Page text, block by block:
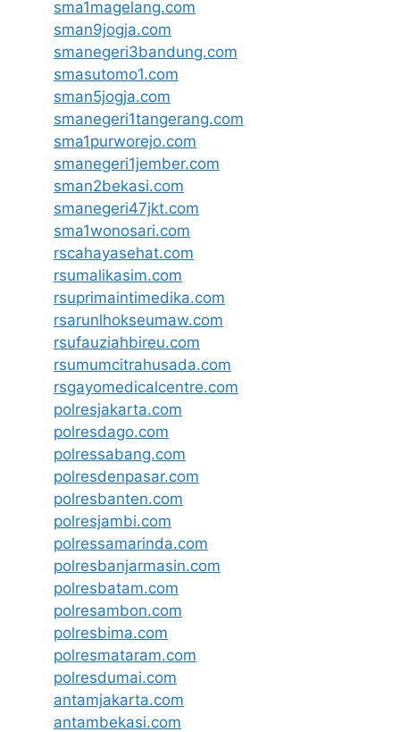
sma1magelang.com
sman9jogja.com
smanegeri3bandung.com
smasutomo1.com
sman5jogja.com
smanegeri1tangerang.com
sma1purworejo.com
smanegeri1jember.com
sman2bekasi.com
smanegeri47jkt.com
sma1wonosari.com
rscahayasehat.com
rsumalikasim.com
rsuprimaintimedika.com
rsarunlhokseumaw.com
rsufauziahbireu.com
rsumumcitrahusada.com
rsgayomedicalcentre.com
polresjakarta.com
polresdago.com
polressabang.com
polresdenpasar.com
polresbanten.com
polresjambi.com
polressamarinda.com
polresbanjarmasin.com
polresbatam.com
polresambon.com
polresbima.com
polresmataram.com
polresdumai.com
antamjakarta.com
antambekasi.com